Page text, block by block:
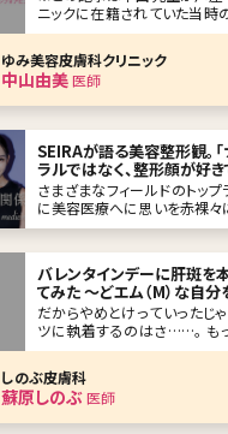
ニックに在籍されていた当時
す。 美人女医に美容医療に対
を掘り下げて聞く新シリーズで
整形、美肌、アンチエイジング
ど女性ならば興味がある分野
面でのスペシャリスト、インタ
リニック勤務の美容皮膚
ゆみ美容皮膚科クリニック
中山由美医師
SEIRAが語る美容整形観。「
ラルではなく、整形顔が好き
【私と美容医療の関係。
さまざまなフィールドのトップ
に美容医療へに思いを赤裸々
もらう新企画「私と美容医療
medicine.」がスタート。第一
ストは、DJやインスタグラマー
躍されているSEIRAさんです。 今まで数
多
バレンタインデーに肝斑を
てみた ～どエム（M）な自分
てる～しのぶ先生の部屋
だからやめとけっていったじゃ
ツに執着するのはさ……。 もっと普通
の人にしておきなよ、苦労する
タイ。 尽くすと、「うるさいから放って置
け」、と機嫌を損ねて二週間 放ってお
いて相手にしないと、「連絡し
なんだよ」とヘソを曲げて、も
しのぶ皮膚科
蘇原しのぶ医師